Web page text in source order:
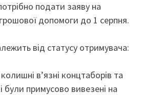
подати заяву на
допомоги до 1 серпня.
від статусу отримувача:
вʼязні концтаборів та
були примусово вивезені на